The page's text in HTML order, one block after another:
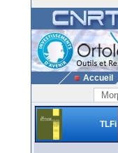
Accueil
TLFi